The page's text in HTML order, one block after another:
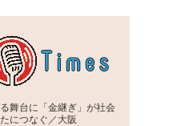
舞台に「金継ぎ」が社会
につなぐ／大阪